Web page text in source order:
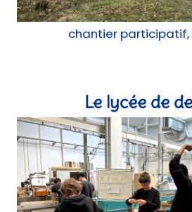
Le lycée de